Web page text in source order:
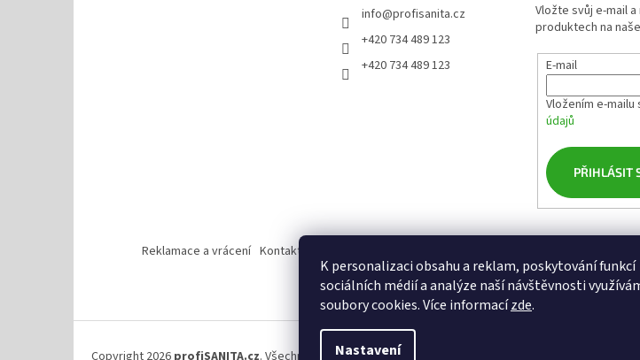
K personalizaci obsahu a reklam, poskytování funkcí
sociálních médií a analýze naší návštěvnosti
soubory cookies. Více informacízde.
Nastavení
info@profisanita.cz
+420 734 489 123
+420 734 489 123
Vložte svůj e-mail
produktech na
E-mail
Vložením e-mailu
údajů
PŘIHLÁSIT
Reklamace a vrácení Kontakt
Copyright 2026 profiSANITA.cz. Všechna práva vyhrazena.